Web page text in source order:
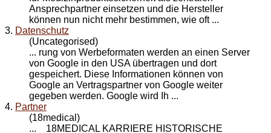
Ansprechpartner einsetzen und die Hersteller
können nun nicht mehr bestimmen, wie oft ...
3. Datenschutz
(Uncategorised)
... rung von Werbeformaten werden an einen Server
von Google in den USA übertragen und dort
gespeichert. Diese Informationen können von
Google an Vertragspartner von Google weiter
gegeben werden. Google wird Ih ...
4. Partner
(18medical)
... 18MEDICAL KARRIERE HISTORISCHE